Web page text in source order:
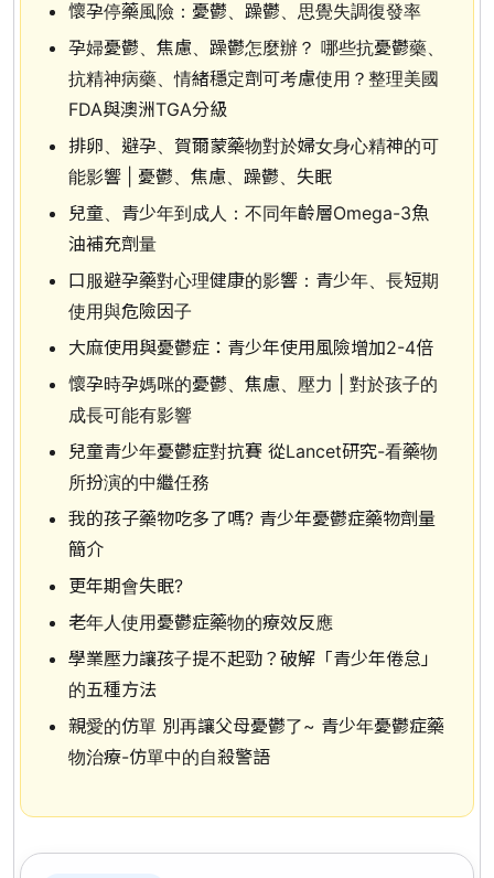
懷孕停藥風險：憂鬱、躁鬱、思覺失調復發率
孕婦憂鬱、焦慮、躁鬱怎麼辦？ 哪些抗憂鬱藥、
抗精神病藥、情緒穩定劑可考慮使用？整理美國
FDA與澳洲TGA分級
排卵、避孕、賀爾蒙藥物對於婦女身心精神的可
能影響 | 憂鬱、焦慮、躁鬱、失眠
兒童、青少年到成人：不同年齡層Omega-3魚
油補充劑量
口服避孕藥對心理健康的影響：青少年、長短期
使用與危險因子
大麻使用與憂鬱症：青少年使用風險增加2-4倍
懷孕時孕媽咪的憂鬱、焦慮、壓力 | 對於孩子的
成長可能有影響
兒童青少年憂鬱症對抗賽 從Lancet研究-看藥物
所扮演的中繼任務
我的孩子藥物吃多了嗎? 青少年憂鬱症藥物劑量
簡介
更年期會失眠?
老年人使用憂鬱症藥物的療效反應
學業壓力讓孩子提不起勁？破解「青少年倦怠」
的五種方法
親愛的仿單 別再讓父母憂鬱了~ 青少年憂鬱症藥
物治療-仿單中的自殺警語